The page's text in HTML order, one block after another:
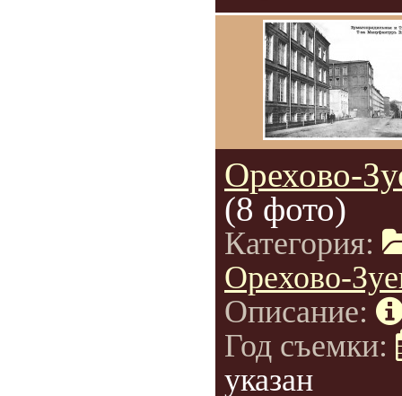
Орехово-
(8 фото)
Категория:
Орехово-
Описание:
Год съемки:
указан